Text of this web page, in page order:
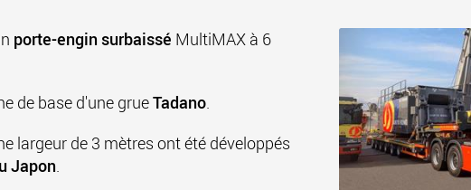
porte-engin surbaissé MultiMAX à 6
de base d'une grueTadano.
largeur de 3 mètres ont été développés
Japon.